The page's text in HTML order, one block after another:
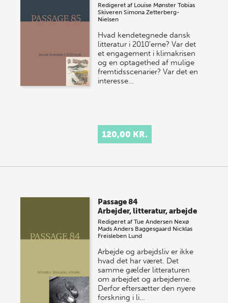
Redigeret af Louise Mønster Tobias
Skiveren Simona Zetterberg-
Nielsen
Hvad kendetegnede dansk
litteratur i 2010’erne? Var det
et engagement i klimakrisen
og en optagethed af mulige
fremtidsscenarier? Var det en
interesse…
120,00 KR.
Passage 84
Arbejder, litteratur, arbejde
Redigeret afTue Andersen Nexø
Mads Anders Baggesgaard Nicklas
Freisleben Lund
Arbejde og arbejdsliv er ikke
hvad det har været. Det
samme gælder litteraturen
om arbejdet og arbejderne.
Derfor eftersætter den nyere
forskning i li…